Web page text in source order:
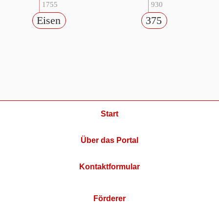
1755
Eisen
930
375
Start
Über das Portal
Kontaktformular
Förderer